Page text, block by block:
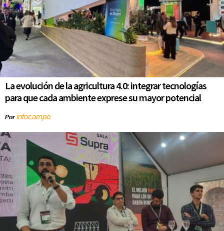
La evolución de la agricultura 4.0: integrar tecnologías
para que cada ambiente exprese su mayor potencial
Porinfocampo